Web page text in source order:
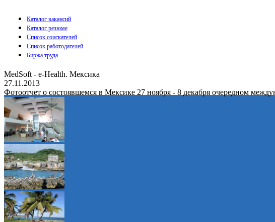
Каталог вакансий
Каталог резюме
Список соискателей
Список работодателей
Биржа труда
MedSoft - e-Health. Мексика
27.11.2013
Фотоотчет о состоявшемся в Мексике 27 ноября - 8 декабря очередном